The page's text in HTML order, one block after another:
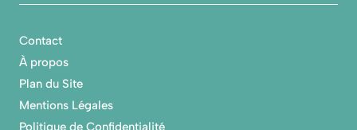
Contact
À propos
Plan du Site
Mentions Légales
Politique de Confidentialité